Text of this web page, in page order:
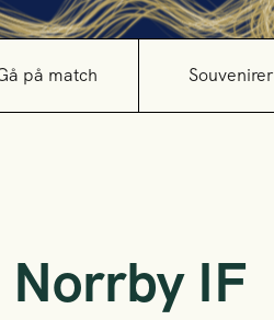
på match Souvenirer
IF